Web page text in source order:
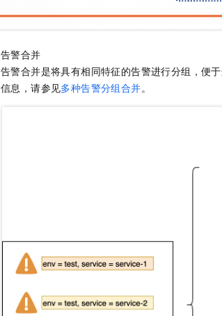
告警合并
告警合并是将具有相同特征的告警进行分组，便
信息，请参见多种告警分组合并。